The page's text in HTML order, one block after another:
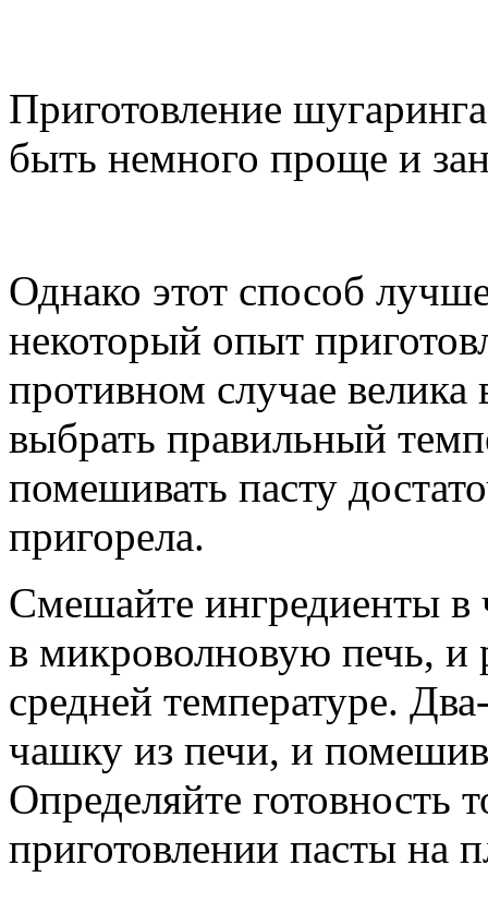
Приготовление
быть немного проще и
Однако этот способ
некоторый опыт
противном случае велика
выбрать правильный
помешивать пасту
пригорела.
Смешайте ингредиенты
в микроволновую печь, и
средней температуре.
чашку из печи, и
Определяйте готовность
приготовлении пасты на